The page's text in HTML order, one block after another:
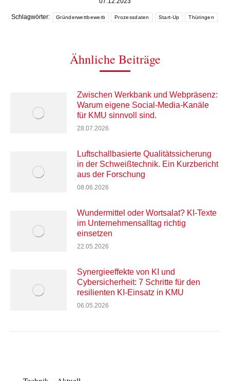
Schlagwörter: Gründerwettbewerb Prozessdaten Start-Up Thüringen
Ähnliche Beiträge
Zwischen Werkbank und Webpräsenz:
Warum eigene Social-Media-Kanäle
für KMU sinnvoll sind.
28.07.2026
Luftschallbasierte Qualitätssicherung
in der Schweißtechnik. Ein Kurzbericht
aus der Forschung
08.06.2026
Wundermittel oder Wortsalat? KI-Texte
im Unternehmensalltag richtig
einsetzen
22.05.2026
Synergieeffekte von KI und
Cybersicherheit: 7 Schritte für den
resilienten KI-Einsatz in KMU
06.05.2026